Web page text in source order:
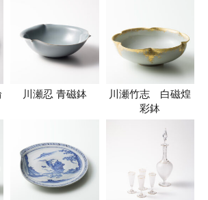
川瀬忍 青磁鉢
川瀬竹志 白磁煌
彩鉢